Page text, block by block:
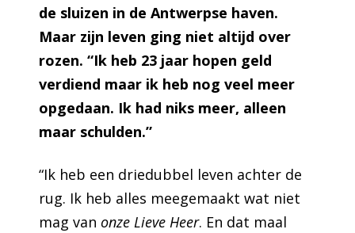
de sluizen in de Antwerpse haven.
Maar zijn leven ging niet altijd over
rozen. “Ik heb 23 jaar hopen geld
verdiend maar ik heb nog veel meer
opgedaan. Ik had niks meer, alleen
maar schulden.”
“Ik heb een driedubbel leven achter de
rug. Ik heb alles meegemaakt wat niet
mag vanonze Lieve Heer. En dat maal